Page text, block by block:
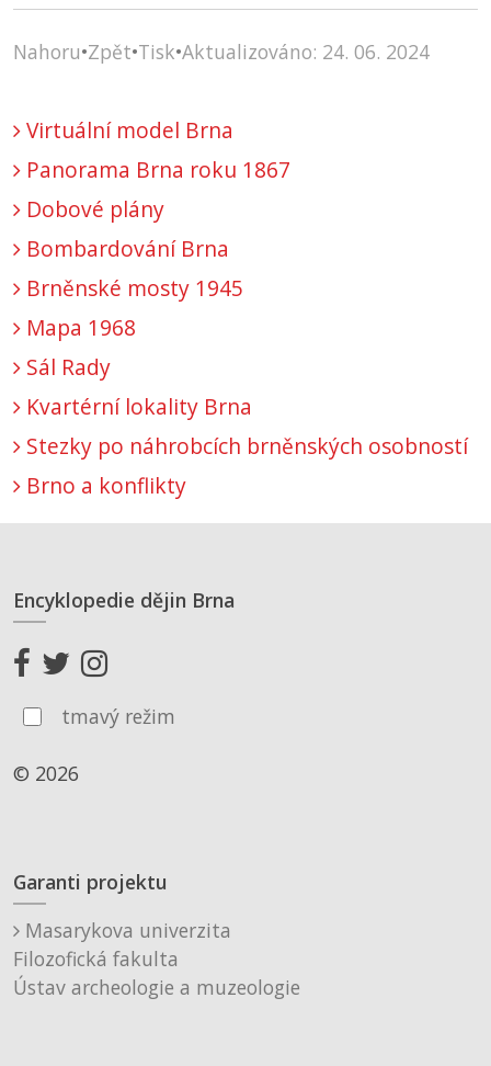
Nahoru•Zpět•Tisk•Aktualizováno: 24. 06. 2024
Virtuální model Brna
Panorama Brna roku 1867
Dobové plány
Bombardování Brna
Brněnské mosty 1945
Mapa 1968
Sál Rady
Kvartérní lokality Brna
Stezky po náhrobcích brněnských osobností
Brno a konflikty
Encyklopedie dějin Brna
tmavý režim
© 2026
Garanti projektu
Masarykova univerzita
Filozofická fakulta
Ústav archeologie a muzeologie